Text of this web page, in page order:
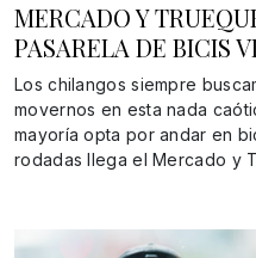
MERCADO Y
PASARELA DE BICIS
Los chilangos siempre
movernos en esta nada
mayoría opta por andar en
rodadas llega el Mercado y